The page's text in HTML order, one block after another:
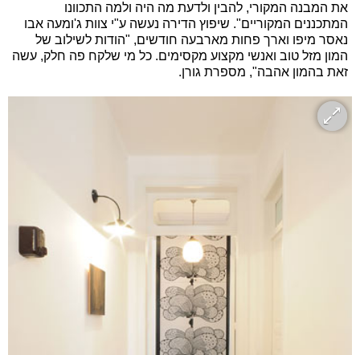
את המבנה המקורי, להבין ולדעת מה היה ולמה התכוונו
המתכננים המקוריים". שיפוץ הדירה נעשה ע"י צוות ג'ומעה אבו
נאסר מיפו וארך פחות מארבעה חודשים, "הודות לשילוב של
המון מזל טוב ואנשי מקצוע מקסימים. כל מי שלקח פה חלק, עשה
זאת בהמון אהבה", מספרת גורן.